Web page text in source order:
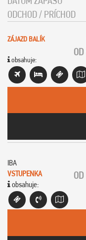
ODCHOD / PRÍCHOD
ZÁJAZD BALÍK
obsahuje:
OD
IBA
VSTUPENKA
obsahuje:
OD